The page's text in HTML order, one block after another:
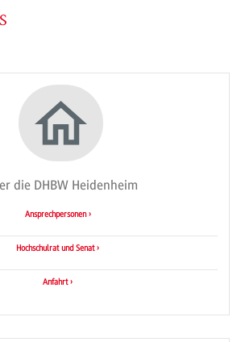
die DHBW Heidenheim
Ansprechpersonen ›
Hochschulrat und Senat ›
Anfahrt ›